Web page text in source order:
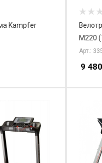
Kampfer
M220
Арт.:
9 480